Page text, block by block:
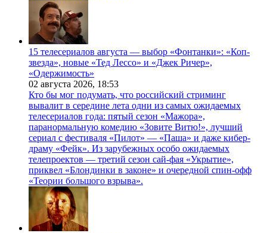
15 телесериалов августа — выбор «Фонтанки»: «Коп-
звезда», новые «Тед Лессо» и «Джек Ричер»,
«Одержимость»
02 августа 2026, 18:53
Кто бы мог подумать, что российский стриминг
вывалит в середине лета одни из самых ожидаемых
телесериалов года: пятый сезон «Мажора»,
паранормальную комедию «Зовите Витю!», лучший
сериал с фестиваля «Пилот» — «Паша» и даже кибер-
драму «Фейк». Из зарубежных особо ожидаемых
телепроектов — третий сезон сай-фая «Укрытие»,
приквел «Блондинки в законе» и очередной спин-офф
«Теории большого взрыва».